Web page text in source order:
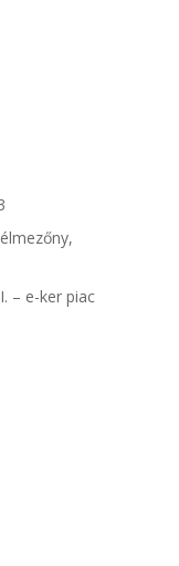
– e-ker piac